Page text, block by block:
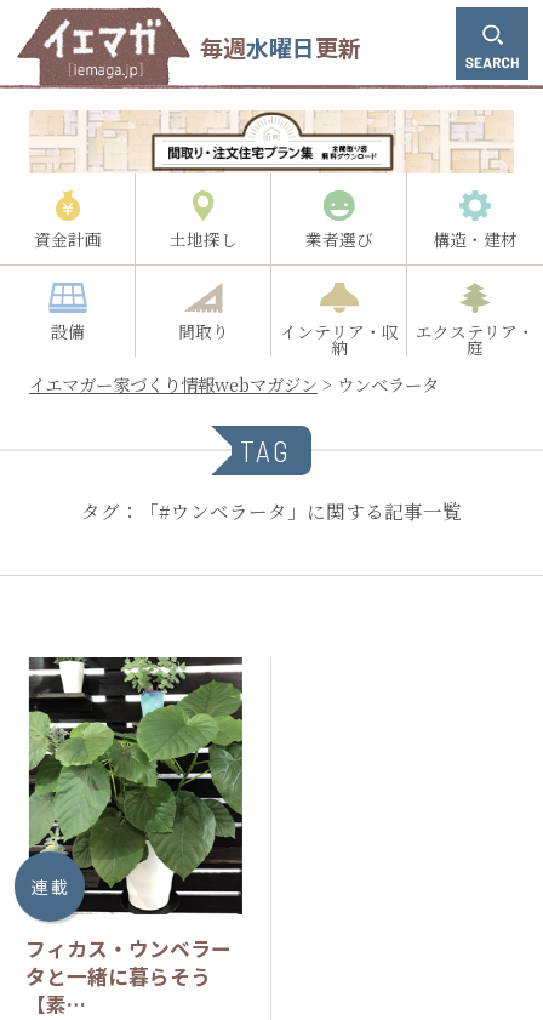
毎週水曜日更新
資金計画 土地探し 業者選び 構造・建材
設備 間取り インテリア・収
納
エクステリア・
庭
イエマガー家づくり情報webマガジン > ウンベラータ
TAG
タグ：「#ウンベラータ」に関する記事一覧
連 載
フィカス・ウンベラー
タと一緒に暮らそう
【素…